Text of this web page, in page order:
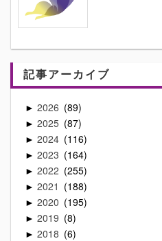
記事アーカイブ
► 2026 89
► 2025 87
► 2024 116
► 2023 164
► 2022 255
► 2021 188
► 2020 195
► 2019 8
► 2018 6